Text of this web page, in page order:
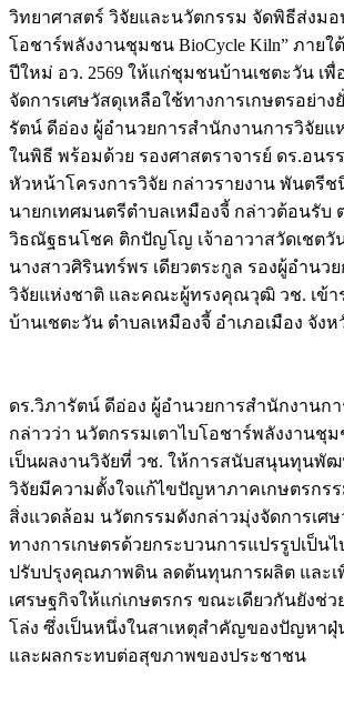
วิทยาศาสตร์ วิจัยและนวัตกรรม จัดพิธีส่งมอ
โอชาร์พลังงานชุมชน BioCycle Kiln” ภาย
ปีใหม่ อว. 2569 ให้แก่ชุมชนบ้านเชตะวัน เ
จัดการเศษวัสดุเหลือใช้ทางการเกษตรอย่าง
รัตน์ ดีอ่อง ผู้อำนวยการสำนักงานการวิจัยแ
ในพิธี พร้อมด้วย รองศาสตราจารย์ ดร.อน
หัวหน้าโครงการวิจัย กล่าวรายงาน พันตรี
นายกเทศมนตรีตำบลเหมืองจี้ กล่าวต้อนรับ
วิธณัฐธนโชค ติกปัญโญ เจ้าอาวาสวัดเชตวั
นางสาวศิรินทร์พร เดียวตระกูล รองผู้อำนว
วิจัยแห่งชาติ และคณะผู้ทรงคุณวุฒิ วช. เข้
บ้านเชตะวัน ตำบลเหมืองจี้ อำเภอเมือง จัง
ดร.วิภารัตน์ ดีอ่อง ผู้อำนวยการสำนักงานก
กล่าวว่า นวัตกรรมเตาไบโอชาร์พลังงานชุม
เป็นผลงานวิจัยที่ วช. ให้การสนับสนุนทุนพั
วิจัยมีความตั้งใจแก้ไขปัญหาภาคเกษตรกร
สิ่งแวดล้อม นวัตกรรมดังกล่าวมุ่งจัดการเศษ
ทางการเกษตรด้วยกระบวนการแปรรูปเป็นไ
ปรับปรุงคุณภาพดิน ลดต้นทุนการผลิต และเ
เศรษฐกิจให้แก่เกษตรกร ขณะเดียวกันยังช่ว
โล่ง ซึ่งเป็นหนึ่งในสาเหตุสำคัญของปัญหาฝุ่
และผลกระทบต่อสุขภาพของประชาชน